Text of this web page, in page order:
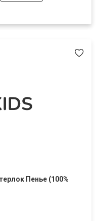
Пенье (100%